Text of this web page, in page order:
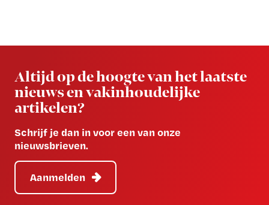
Altijd op de hoogte van het laatste
nieuws en vakinhoudelijke
artikelen?
Schrijf je dan in voor een van onze
nieuwsbrieven.
Aanmelden